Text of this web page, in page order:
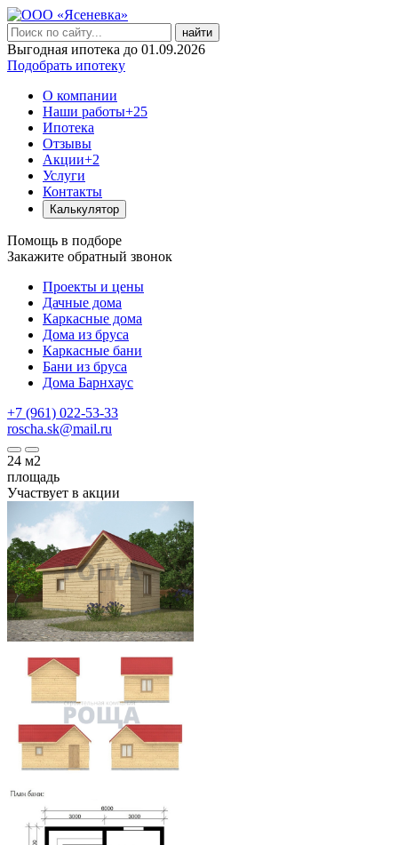
найти
Выгодная ипотека до 01.09.2026
Подобрать ипотеку
О компании
Наши работы+25
Ипотека
Отзывы
Акции+2
Услуги
Контакты
Калькулятор
Помощь в подборе
Закажите обратный звонок
Проекты и цены
Дачные дома
Каркасные дома
Дома из бруса
Каркасные бани
Бани из бруса
Дома Барнхаус
+7 (961) 022-53-33
roscha.sk@mail.ru
24 м2
площадь
Участвует в акции